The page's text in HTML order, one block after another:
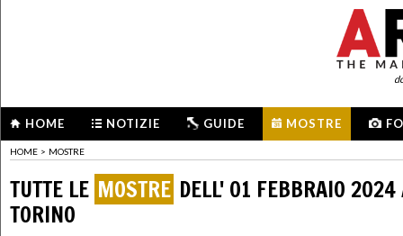
HOME NOTIZIE GUIDE MOSTRE
HOME > MOSTRE
TUTTE LE MOSTRE DELL' 01 FEBBRAIO 2024
TORINO